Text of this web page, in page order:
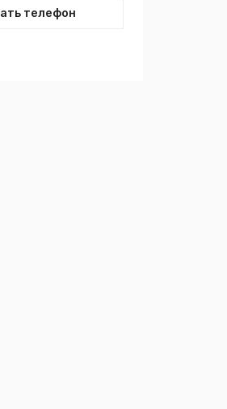
телефон